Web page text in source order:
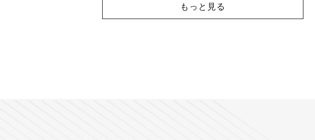
もっと見る